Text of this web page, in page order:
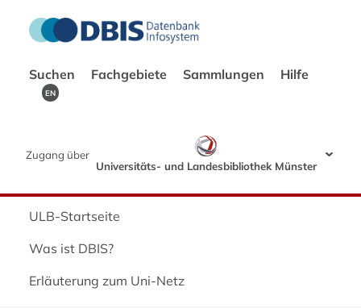
Suchen Fachgebiete Sammlungen Hilfe
EN
Zugang über
Universitäts- und Landesbibliothek Münster
ULB-Startseite
Was ist DBIS?
Erläuterung zum Uni-Netz